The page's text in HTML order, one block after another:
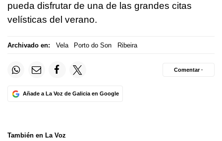
pueda disfrutar de una de las grandes citas
velísticas del verano.
Archivado en: Vela Porto do Son Ribeira
Añade a La Voz de Galicia en Google
Comentar ·
También en La Voz